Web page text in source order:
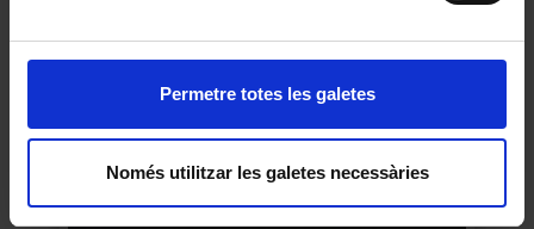
Permetre totes les galetes
Només utilitzar les galetes necessàries